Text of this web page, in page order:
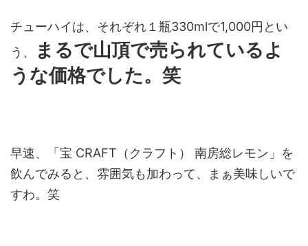
チューハイは、それぞれ１瓶330mlで1,000円とい
う、
まるで山頂で売られているよ
うな価格でした。笑
早速、「宝 CRAFT（クラフト） 南房総レモン」を
飲んでみると、雰囲気も加わって、まぁ美味しいで
すわ。笑